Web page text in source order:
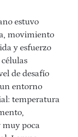
estuvo
movimiento
y esfuerzo
de desafío
entorno
temperatura
poca